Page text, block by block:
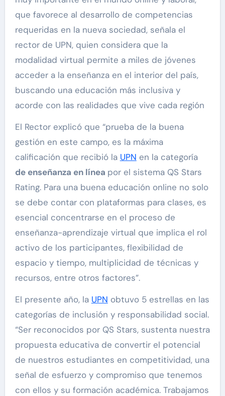
que favorece al desarrollo de competencias
requeridas en la nueva sociedad, señala el
rector de UPN, quien considera que la
modalidad virtual permite a miles de jóvenes
acceder a la enseñanza en el interior del país,
buscando una educación más inclusiva y
acorde con las realidades que vive cada región
El Rector explicó que “prueba de la buena
gestión en este campo, es la máxima
calificación que recibió la UPN en la categoría
de enseñanza en línea por el sistema QS Stars
Rating. Para una buena educación online no solo
se debe contar con plataformas para clases, es
esencial concentrarse en el proceso de
enseñanza-aprendizaje virtual que implica el rol
activo de los participantes, flexibilidad de
espacio y tiempo, multiplicidad de técnicas y
recursos, entre otros factores”.
El presente año, la UPN obtuvo 5 estrellas en las
categorías de inclusión y responsabilidad social.
“Ser reconocidos por QS Stars, sustenta nuestra
propuesta educativa de convertir el potencial
de nuestros estudiantes en competitividad, una
señal de esfuerzo y compromiso que tenemos
con ellos y su formación académica. Trabajamos